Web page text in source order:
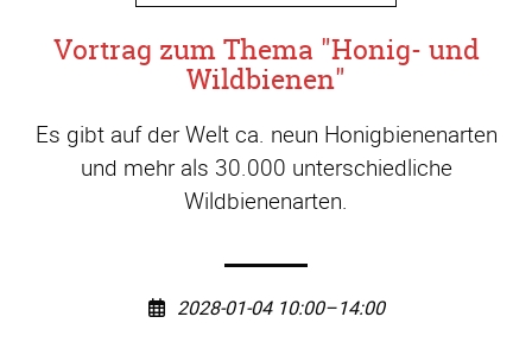
Vortrag zum Thema "Honig- und
Wildbienen"
Es gibt auf der Welt ca. neun Honigbienenarten
und mehr als 30.000 unterschiedliche
Wildbienenarten.
2028-01-04 10:00–14:00